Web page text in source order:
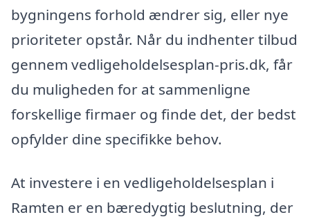
bygningens forhold ændrer sig, eller nye
prioriteter opstår. Når du indhenter tilbud
gennem vedligeholdelsesplan-pris.dk, får
du muligheden for at sammenligne
forskellige firmaer og finde det, der bedst
opfylder dine specifikke behov.
At investere i en vedligeholdelsesplan i
Ramten er en bæredygtig beslutning, der